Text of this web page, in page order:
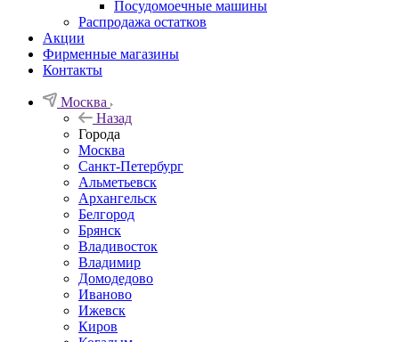
Посудомоечные машины
Распродажа остатков
Акции
Фирменные магазины
Контакты
Москва
Назад
Города
Москва
Санкт-Петербург
Альметьевск
Архангельск
Белгород
Брянск
Владивосток
Владимир
Домодедово
Иваново
Ижевск
Киров